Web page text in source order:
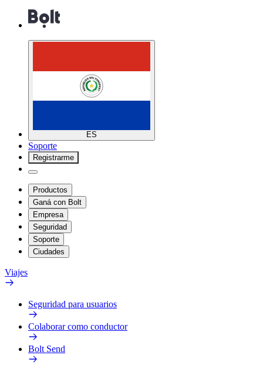
ES
Soporte
Registrarme
Productos
Ganá con Bolt
Empresa
Seguridad
Soporte
Ciudades
Viajes
Seguridad para usuarios
Colaborar como conductor
Bolt Send